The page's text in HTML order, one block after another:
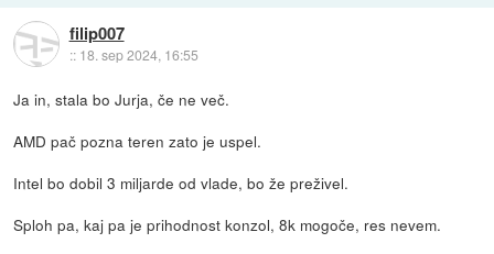
filip007
:: 18. sep 2024, 16:55
Ja in, stala bo Jurja, če ne več.
AMD pač pozna teren zato je uspel.
Intel bo dobil 3 miljarde od vlade, bo že preživel.
Sploh pa, kaj pa je prihodnost konzol, 8k mogoče, res nevem.